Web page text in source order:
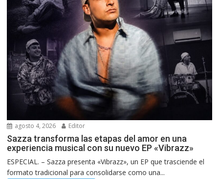
agosto 4, 2026 Editor
Sazza transforma las etapas del amor en una
experiencia musical con su nuevo EP «Vibrazz»
ESPECIAL. – Sazza presenta «Vibrazz», un EP que trasciende el
formato tradicional para consolidarse como una...